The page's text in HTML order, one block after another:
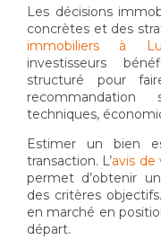
Les décisions
concrètes et des
immobiliers à
investisseurs
structuré pour
techniques,
Estimer un bien
transaction. L’avis de
permet d’obtenir
des critères
en marché en
départ.